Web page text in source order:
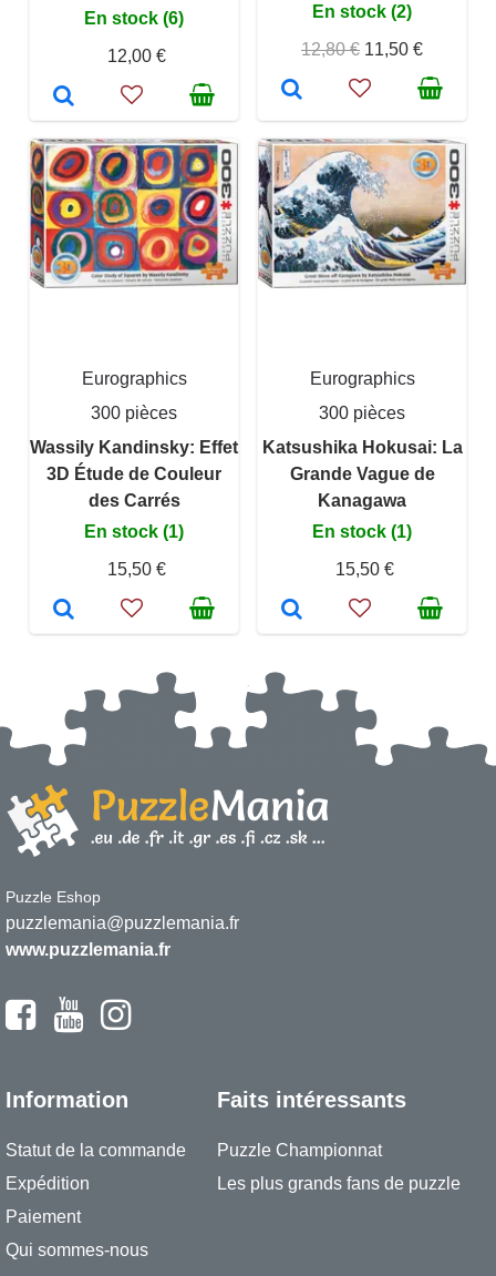
En stock (6)
12,00 €
En stock (2)
12,80 € 11,50 €
Eurographics
300 pièces
Wassily Kandinsky: Effet
3D Étude de Couleur
des Carrés
En stock (1)
15,50 €
Eurographics
300 pièces
Katsushika Hokusai: La
Grande Vague de
Kanagawa
En stock (1)
15,50 €
Puzzle Eshop
puzzlemania@puzzlemania.fr
www.puzzlemania.fr
Information
Statut de la commande
Expédition
Paiement
Qui sommes-nous
Faits intéressants
Puzzle Championnat
Les plus grands fans de puzzle